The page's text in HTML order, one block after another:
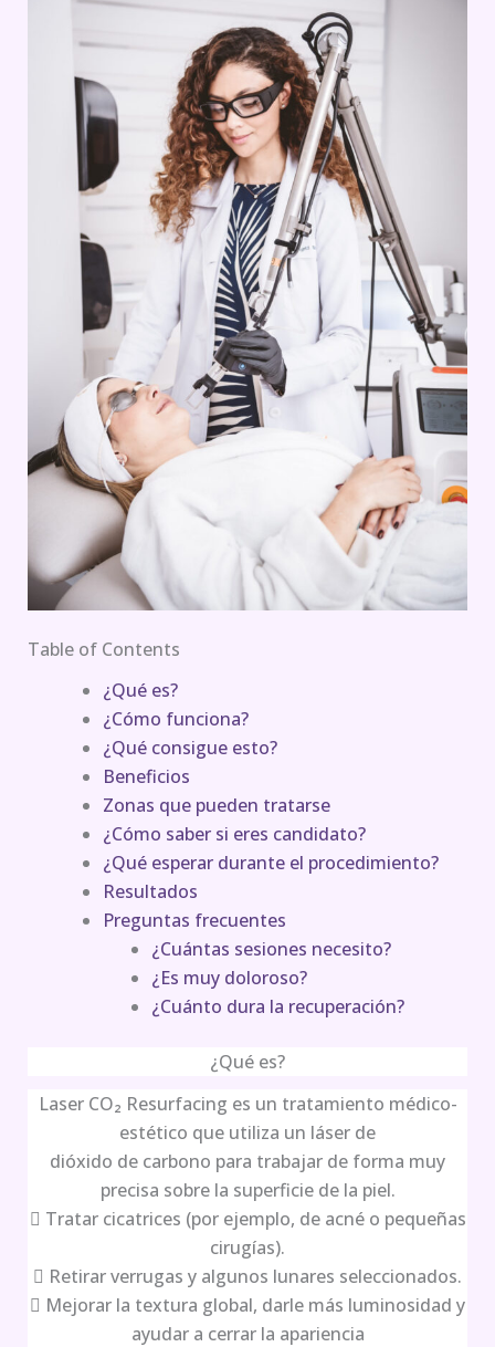
Table of Contents
¿Qué es?
¿Cómo funciona?
¿Qué consigue esto?
Beneficios
Zonas que pueden tratarse
¿Cómo saber si eres candidato?
¿Qué esperar durante el procedimiento?
Resultados
Preguntas frecuentes
¿Cuántas sesiones necesito?
¿Es muy doloroso?
¿Cuánto dura la recuperación?
¿Qué es?
Laser CO₂ Resurfacing es un tratamiento médico-
estético que utiliza un láser de
dióxido de carbono para trabajar de forma muy
precisa sobre la superficie de la piel.
 Tratar cicatrices (por ejemplo, de acné o pequeñas
cirugías).
 Retirar verrugas y algunos lunares seleccionados.
 Mejorar la textura global, darle más luminosidad y
ayudar a cerrar la apariencia